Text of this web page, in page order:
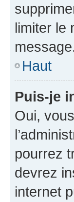
limiter le
Haut
Puis-je
Oui,
pourrez
devrez
internet